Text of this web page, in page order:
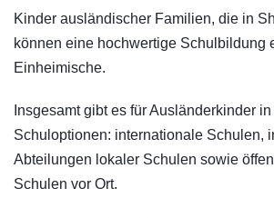
Kinder ausländischer Familien, die in
können eine hochwertige Schulbildung
Einheimische.
Insgesamt gibt es für Ausländerkinder
Schuloptionen: internationale Schulen,
Abteilungen lokaler Schulen sowie
Schulen vor Ort.